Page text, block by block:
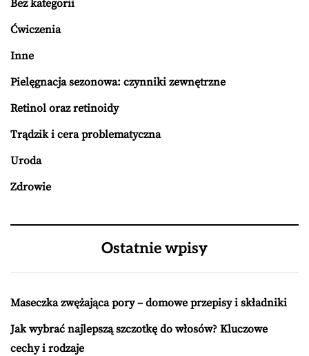
Bez kategorii
Ćwiczenia
Inne
Pielęgnacja sezonowa: czynniki zewnętrzne
Retinol oraz retinoidy
Trądzik i cera problematyczna
Uroda
Zdrowie
Ostatnie wpisy
Maseczka zwężająca pory – domowe przepisy i składniki
Jak wybrać najlepszą szczotkę do włosów? Kluczowe
cechy i rodzaje